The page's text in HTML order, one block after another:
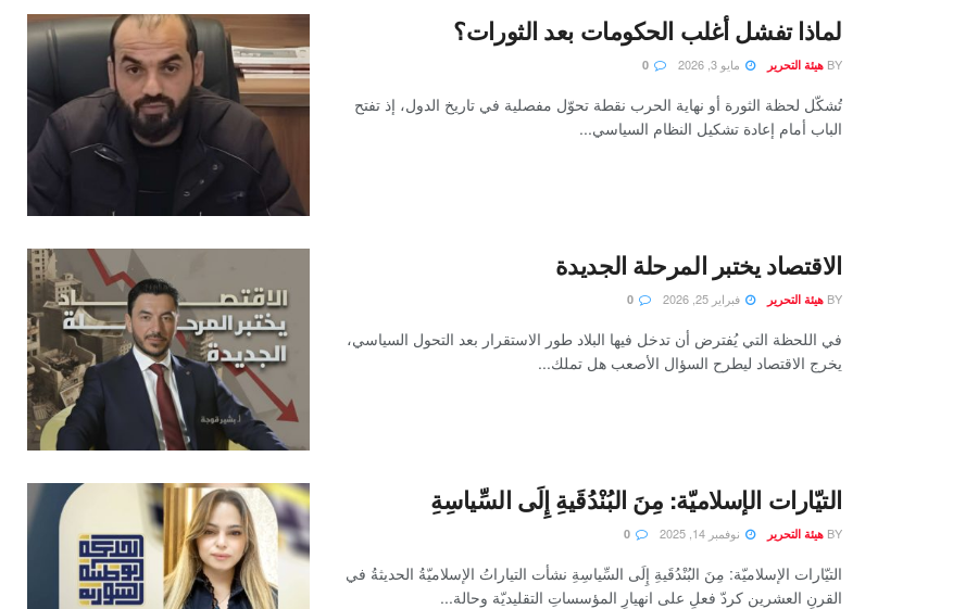
لماذا تفشل أغلب الحكومات بعد الثورات؟
BY هيئة التحرير مايو 3, 2026
تُشكّل لحظة الثورة أو نهاية الحرب نقطة تحوّل مفصلية في تاريخ الدول، إذ تفتح
الباب أمام إعادة تشكيل النظام السياسي...
الاقتصاد يختبر المرحلة الجديدة
BY هيئة التحرير فبراير 25, 2026
في اللحظة التي يُفترض أن تدخل فيها البلاد طور الاستقرار بعد التحول السياسي،
يخرج الاقتصاد ليطرح السؤال الأصعب هل تملك...
التيّارات الإسلاميّة: مِنَ البُنْدُقَيةِ إِلَى السِّياسِةِ
BY هيئة التحرير نوفمبر 14, 2025
التيّارات الإسلاميّة: مِنَ البُنْدُقَيةِ إِلَى السِّياسِةِ نشأت التياراتُ الإسلاميّةُ الحديثةُ في
القرنِ العشرين كردّ فعلٍ على انهيارِ المؤسساتِ التقليديّة وحالة...